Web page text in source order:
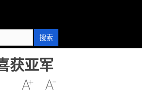
搜索
获亚军